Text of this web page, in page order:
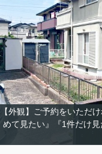
【外観】ご予約をいただ
めて見たい』『1件だけ